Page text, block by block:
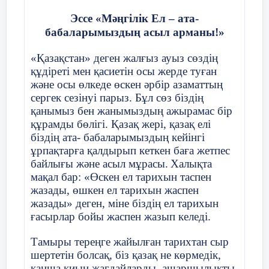
Мектеп директоры Г.У. Габдрахманова
Класс жетекші Г.А. Аубакирова
экономиканың өркендеуінің қазіргі заманғы
кезеңінде күннен-күнге үлкен мағынаға ие болып
келеді, өйткені, ақыр соңында, ғимараттар мен
да адам қызметінің нәтижесі болып шығады.
22 слайд
Үйге тапсырма : Инвестицияның мәні және
түрлері тақырыбына баяндама жазу.
23 слайд
Назарларыңызға рахмет!!!
2021-2022 оқу жылы
Сынып жетекшінің аты-жөні Әжібаева
Күні:
Сынып:8Б Қатысушылар
Сынып сағатының тақырыбы Буллинг
Эссе «Мәңгілік Ел – ата-
бабаларымыздың асыл арманы!»
«Қазақстан» деген жалғыз ауыз сөздің
құдіреті мен қасиетін осы жерде туған
және осы өлкеде өскен әрбір азаматтың
сергек сезінуі парыз. Бұл сөз біздің
қанымыз бен жанымыздың ажырамас бір
құрамды бөлігі. Қазақ жері, қазақ елі
біздің ата- бабаларымыздың кейінгі
ұрпақтарға қалдырып кеткен баға жетпес
байлығы және асыл мұрасы. Халықта
мақал бар: «Өскен ел тарихын таспен
жазады, өшкен ел тарихын жаспен
жазады» деген, міне біздің ел тарихын
ғасырлар бойы жаспен жазып келеді.
Тамыры тереңге жайылған тарихтан сыр
шертетін болсақ, біз қазақ не көрмедік,